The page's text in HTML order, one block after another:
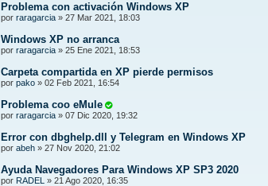
Problema con activación Windows XP
por raragarcia » 27 Mar 2021, 18:03
Windows XP no arranca
por raragarcia » 25 Ene 2021, 18:53
Carpeta compartida en XP pierde permisos
por pako » 02 Feb 2021, 16:54
Problema coo eMule
por raragarcia » 07 Dic 2020, 19:32
Error con dbghelp.dll y Telegram en Windows XP
por abeh » 27 Nov 2020, 21:02
Ayuda Navegadores Para Windows XP SP3 2020
por RADEL » 21 Ago 2020, 16:35